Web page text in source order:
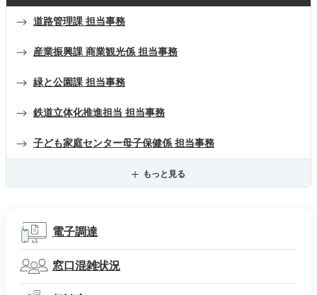
道路管理課 担当事務
産業振興課 商業観光係 担当事務
緑と公園課 担当事務
鉄道立体化推進担当 担当事務
子ども家庭センター母子保健係 担当事務
もっと見る
電子調達
窓口混雑状況